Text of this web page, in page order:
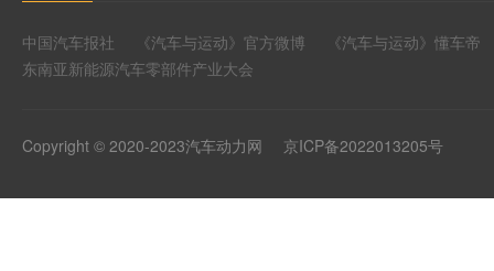
中国汽车报社 《汽车与运动》官方微博
《汽车与运动》懂车帝
东南亚新能源汽车零部件产业大会
Copyright © 2020-2023汽车动力网 京ICP备2022013205号